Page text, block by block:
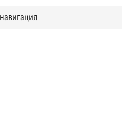
навигация